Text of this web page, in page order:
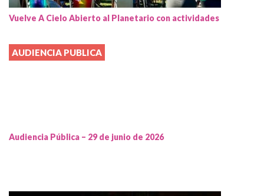
Vuelve A Cielo Abierto al Planetario con actividades
AUDIENCIA PUBLICA
Audiencia Pública – 29 de junio de 2026